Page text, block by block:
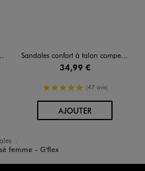
Sandales confort à talon compensé et scratch femme - G'flex
34,99 €
5/5 de moyenne
(47 avis)
AJOUTERAU PANIER
femme - G'flex